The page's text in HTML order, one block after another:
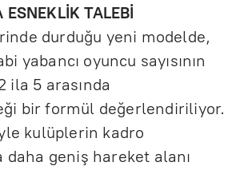
TALEBİ
durduğu yeni modelde,
yabancı oyuncu sayısının
ila 5 arasında
bir formül değerlendiriliyor.
kulüplerin kadro
daha geniş hareket alanı